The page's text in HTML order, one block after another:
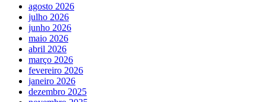
agosto 2026
julho 2026
junho 2026
maio 2026
abril 2026
março 2026
fevereiro 2026
janeiro 2026
dezembro 2025